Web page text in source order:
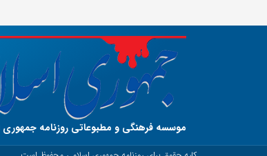
موسسه فرهنگی و مطبوعاتی روزنامه جمهوری